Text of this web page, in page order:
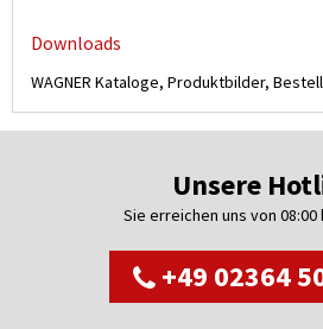
Downloads
WAGNER Kataloge, Produktbilder,
Unsere
Sie erreichen uns von 08:00
+49 02364